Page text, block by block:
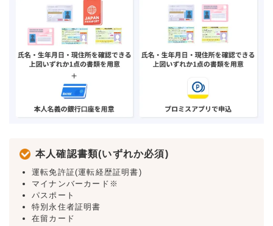
本人確認書類(いずれか必須)
運転免許証(運転経歴証明書)
マイナンバーカード※
パスポート
特別永住者証明書
在留カード